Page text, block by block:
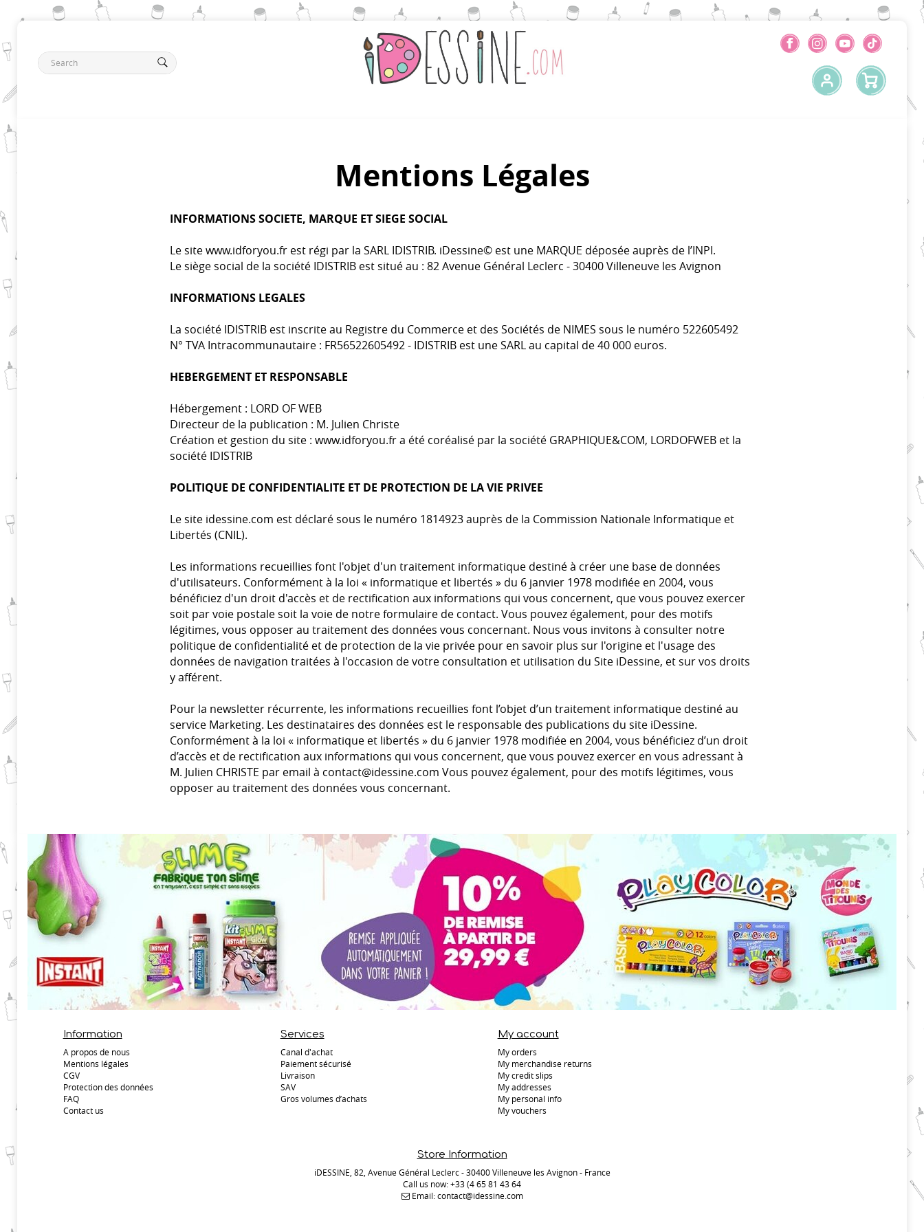
Mentions Légales
INFORMATIONS SOCIETE, MARQUE ET SIEGE SOCIAL
Le site www.idforyou.fr est régi par la SARL IDISTRIB. iDessine© est une MARQUE déposée auprès de l’INPI.
Le siège social de la société IDISTRIB est situé au : 82 Avenue Général Leclerc - 30400 Villeneuve les Avignon
INFORMATIONS LEGALES
La société IDISTRIB est inscrite au Registre du Commerce et des Sociétés de NIMES sous le numéro 522605492
N° TVA Intracommunautaire : FR56522605492 - IDISTRIB est une SARL au capital de 40 000 euros.
HEBERGEMENT ET RESPONSABLE
Hébergement : LORD OF WEB
Directeur de la publication : M. Julien Christe
Création et gestion du site : www.idforyou.fr a été coréalisé par la société GRAPHIQUE&COM, LORDOFWEB et la
société IDISTRIB
POLITIQUE DE CONFIDENTIALITE ET DE PROTECTION DE LA VIE PRIVEE
Le site idessine.com est déclaré sous le numéro 1814923 auprès de la Commission Nationale Informatique et
Libertés (CNIL).
Les informations recueillies font l'objet d'un traitement informatique destiné à créer une base de données
d'utilisateurs. Conformément à la loi « informatique et libertés » du 6 janvier 1978 modifiée en 2004, vous
bénéficiez d'un droit d'accès et de rectification aux informations qui vous concernent, que vous pouvez exercer
soit par voie postale soit la voie de notre formulaire de contact. Vous pouvez également, pour des motifs
légitimes, vous opposer au traitement des données vous concernant. Nous vous invitons à consulter notre
politique de confidentialité et de protection de la vie privée pour en savoir plus sur l'origine et l'usage des
données de navigation traitées à l'occasion de votre consultation et utilisation du Site iDessine, et sur vos droits
y afférent.
Pour la newsletter récurrente, les informations recueillies font l’objet d’un traitement informatique destiné au
service Marketing. Les destinataires des données est le responsable des publications du site iDessine.
Conformément à la loi « informatique et libertés » du 6 janvier 1978 modifiée en 2004, vous bénéficiez d’un droit
d’accès et de rectification aux informations qui vous concernent, que vous pouvez exercer en vous adressant à
M. Julien CHRISTE par email à contact@idessine.com Vous pouvez également, pour des motifs légitimes, vous
opposer au traitement des données vous concernant.
Information
A propos de nous
Mentions légales
CGV
Protection des données
FAQ
Contact us
Services
Canal d'achat
Paiement sécurisé
Livraison
SAV
Gros volumes d’achats
My account
My orders
My merchandise returns
My credit slips
My addresses
My personal info
My vouchers
Store Information
iDESSINE, 82, Avenue Général Leclerc - 30400 Villeneuve les Avignon - France
Call us now:+33 (4 65 81 43 64
Email:contact@idessine.com